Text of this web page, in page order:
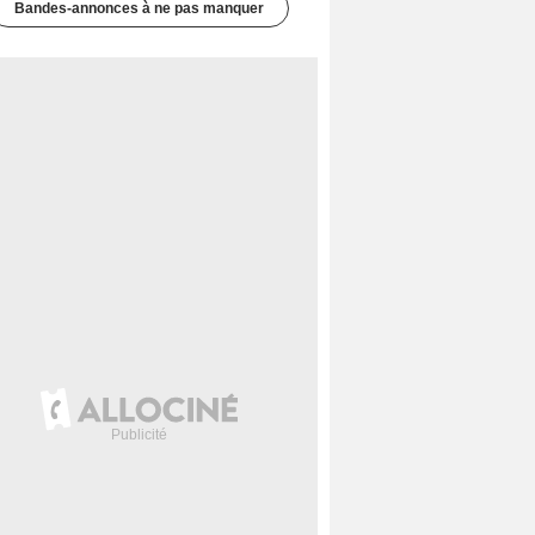
Bandes-annonces à ne pas manquer